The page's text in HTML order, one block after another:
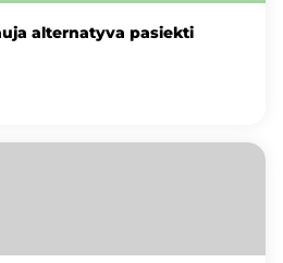
alternatyva pasiekti